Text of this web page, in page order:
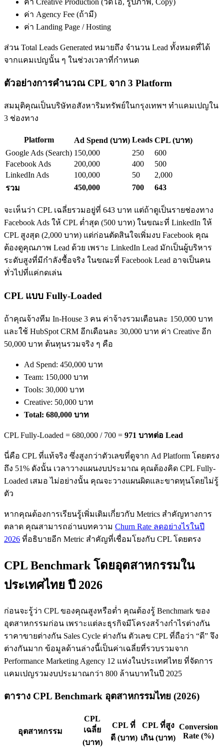
ค่า Agency Fee (ถ้ามี)
ค่า Landing Page / Hosting
ส่วน Total Leads Generated หมายถึง จำนวน Lead ทั้งหมดที่ได้
จากแคมเปญนั้น ๆ ในช่วงเวลาที่กำหนด
ตัวอย่างการคำนวณ CPL จาก 3 Platform
สมมุติคุณเป็นบริษัทอสังหาริมทรัพย์ในกรุงเทพฯ ทำแคมเปญใน
3 ช่องทาง
Platform Ad Spend (บาท) Leads CPL (บาท)
Google Ads (Search) 150,000 250
600
Facebook Ads
200,000 400
500
LinkedIn Ads
100,000 50
2,000
รวม
450,000 700 643
จะเห็นว่า CPL เฉลี่ยรวมอยู่ที่ 643 บาท แต่ถ้าดูเป็นรายช่องทาง
Facebook Ads ให้ CPL ต่ำสุด (500 บาท) ในขณะที่ LinkedIn ให้
CPL สูงสุด (2,000 บาท) แต่ก่อนตัดสินใจเพิ่มงบ Facebook คุณ
ต้องดูคุณภาพ Lead ด้วย เพราะ LinkedIn Lead มักเป็นผู้บริหาร
ระดับสูงที่มีกำลังซื้อจริง ในขณะที่ Facebook Lead อาจเป็นคน
ทั่วไปที่แค่กดเล่น
CPL แบบ Fully-Loaded
ถ้าคุณจ้างทีม In-House 3 คน ค่าจ้างรวมเดือนละ 150,000 บาท
และใช้ HubSpot CRM อีกเดือนละ 30,000 บาท ค่า Creative อีก
50,000 บาท ต้นทุนรวมจริง ๆ คือ
Ad Spend: 450,000 บาท
Team: 150,000 บาท
Tools: 30,000 บาท
Creative: 50,000 บาท
Total: 680,000 บาท
CPL Fully-Loaded = 680,000 / 700 = 971 บาทต่อ Lead
นี่คือ CPL ที่แท้จริง ซึ่งสูงกว่าตัวเลขที่ดูจาก Ad Platform โดยตรง
ถึง 51% ดังนั้น เวลาวางแผนงบประมาณ คุณต้องคิด CPL Fully-
Loaded เสมอ ไม่อย่างนั้น คุณจะวางแผนผิดและขาดทุนโดยไม่รู้
ตัว
หากคุณต้องการเรียนรู้เพิ่มเติมเกี่ยวกับ Metrics สำคัญทางการ
ตลาด คุณสามารถอ่านบทความ Churn Rate ลดอย่างไรในปี
2026 ที่อธิบายอีก Metric สำคัญที่เชื่อมโยงกับ CPL โดยตรง
CPL Benchmark โดยอุตสาหกรรมใน
ประเทศไทย ปี 2026
ก่อนจะรู้ว่า CPL ของคุณสูงหรือต่ำ คุณต้องรู้ Benchmark ของ
อุตสาหกรรมก่อน เพราะแต่ละธุรกิจมีโครงสร้างกำไรต่างกัน
ราคาขายต่างกัน Sales Cycle ต่างกัน ตัวเลข CPL ที่ถือว่า “ดี” จึง
ต่างกันมาก ข้อมูลด้านล่างนี้เป็นค่าเฉลี่ยที่รวบรวมจาก
Performance Marketing Agency 12 แห่งในประเทศไทย ที่จัดการ
แคมเปญรวมงบประมาณกว่า 800 ล้านบาทในปี 2025
ตาราง CPL Benchmark อุตสาหกรรมไทย (2026)
อุตสาหกรรม
CPL
เฉลี่ย
(บาท)
CPL ที่
ดี (บาท)
CPL ที่สูง
เกิน (บาท)
Conversion
Rate (%)